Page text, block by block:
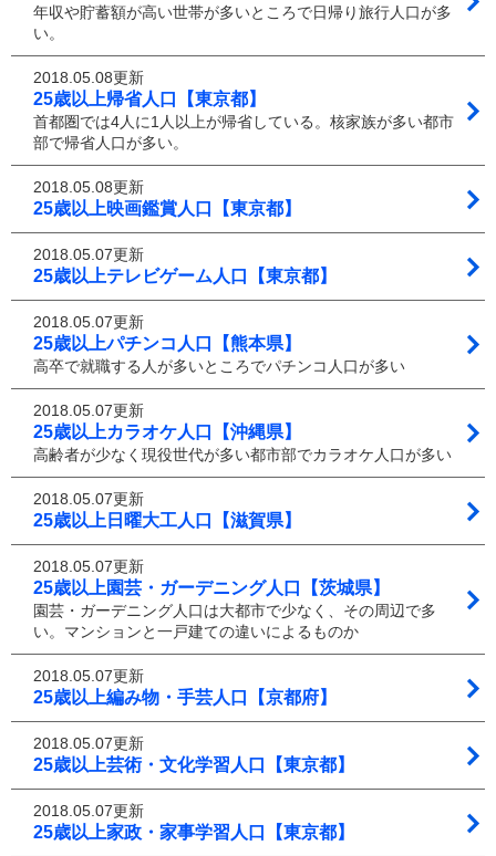
年収や貯蓄額が高い世帯が多いところで日帰り旅行人口が多
い。
2018.05.08更新
25歳以上帰省人口【東京都】
首都圏では4人に1人以上が帰省している。核家族が多い都市
部で帰省人口が多い。
2018.05.08更新
25歳以上映画鑑賞人口【東京都】
2018.05.07更新
25歳以上テレビゲーム人口【東京都】
2018.05.07更新
25歳以上パチンコ人口【熊本県】
高卒で就職する人が多いところでパチンコ人口が多い
2018.05.07更新
25歳以上カラオケ人口【沖縄県】
高齢者が少なく現役世代が多い都市部でカラオケ人口が多い
2018.05.07更新
25歳以上日曜大工人口【滋賀県】
2018.05.07更新
25歳以上園芸・ガーデニング人口【茨城県】
園芸・ガーデニング人口は大都市で少なく、その周辺で多
い。マンションと一戸建ての違いによるものか
2018.05.07更新
25歳以上編み物・手芸人口【京都府】
2018.05.07更新
25歳以上芸術・文化学習人口【東京都】
2018.05.07更新
25歳以上家政・家事学習人口【東京都】